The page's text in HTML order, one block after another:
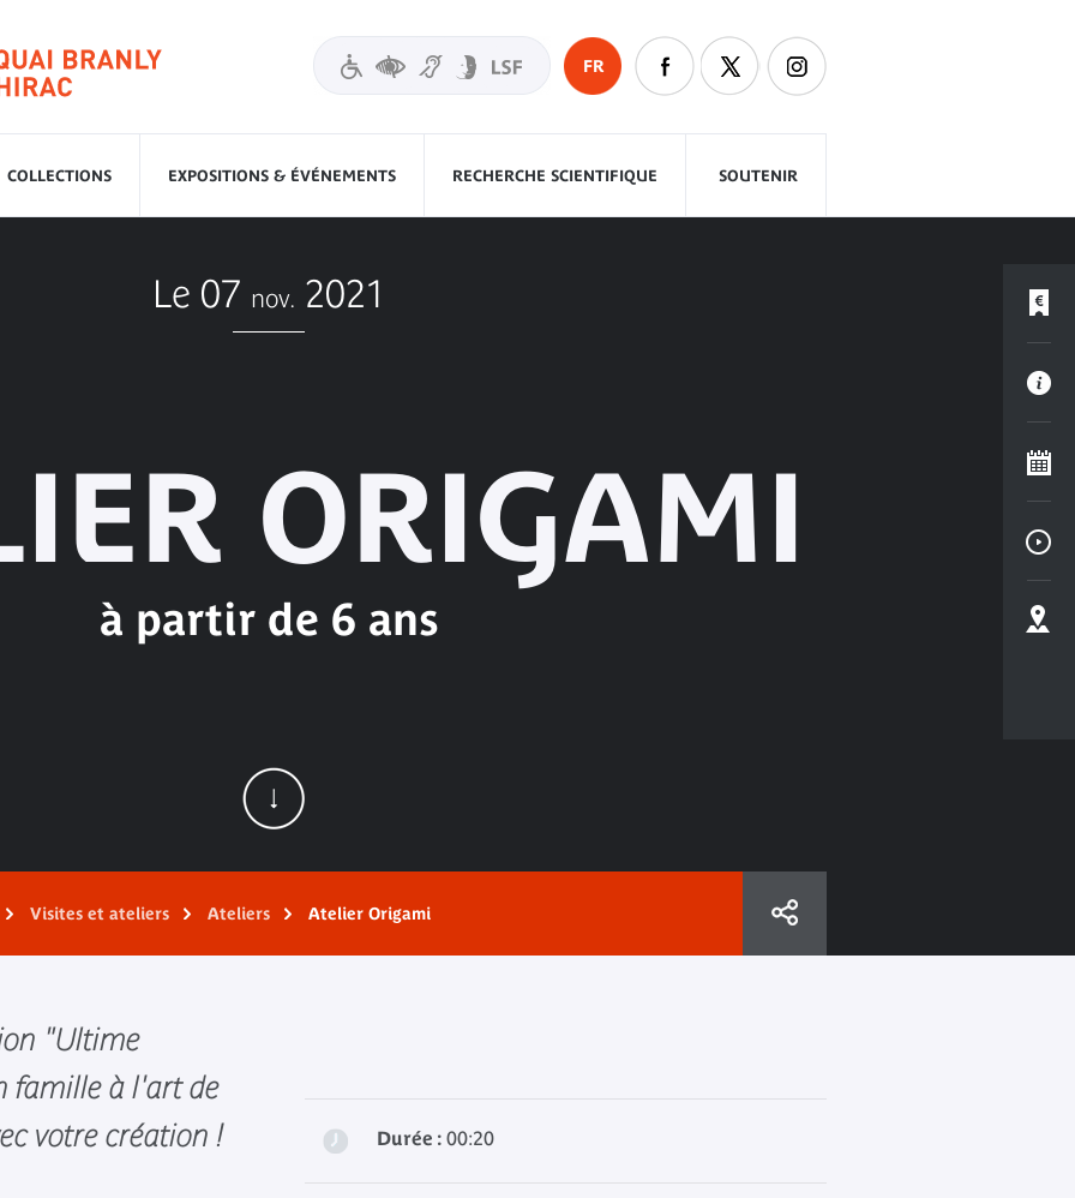
FR
COLLECTIONS EXPOSITIONS & ÉVÉNEMENTS RECHERCHE SCIENTIFIQUE SOUTENIR
Le 07 nov. 2021
ORIGAMI
à partir de 6 ans
Visites et ateliers Ateliers Atelier Origami
"Ultime
famille à l'art de
votre création !
Durée : 00:20